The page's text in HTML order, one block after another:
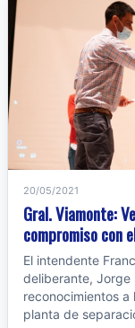
20/05/2021
Gral. Viamonte:
compromiso con
El intendente
deliberante, Jorge
reconocimientos a
planta de